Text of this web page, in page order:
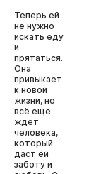
Теперь ей
не нужно
искать еду
и
прятаться.
Она
привыкает
к новой
жизни, но
всё ещё
ждёт
человека,
который
даст ей
заботу и